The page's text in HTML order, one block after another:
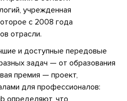
учрежденная
с 2008 года
отрасли.
и доступные передовые
задач — от образования
премия — проект,
для профессионалов:
определяют, что